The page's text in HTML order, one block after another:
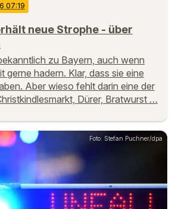
07:19
neue Strophe - über
zu Bayern, auch wenn
gerne hadern. Klar, dass sie eine
Aber wieso fehlt darin eine der
Dürer, Bratwurst …
Foto: Stefan Puchner/dpa